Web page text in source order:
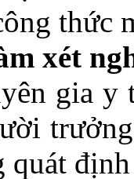
thức
xét
gia y
quát